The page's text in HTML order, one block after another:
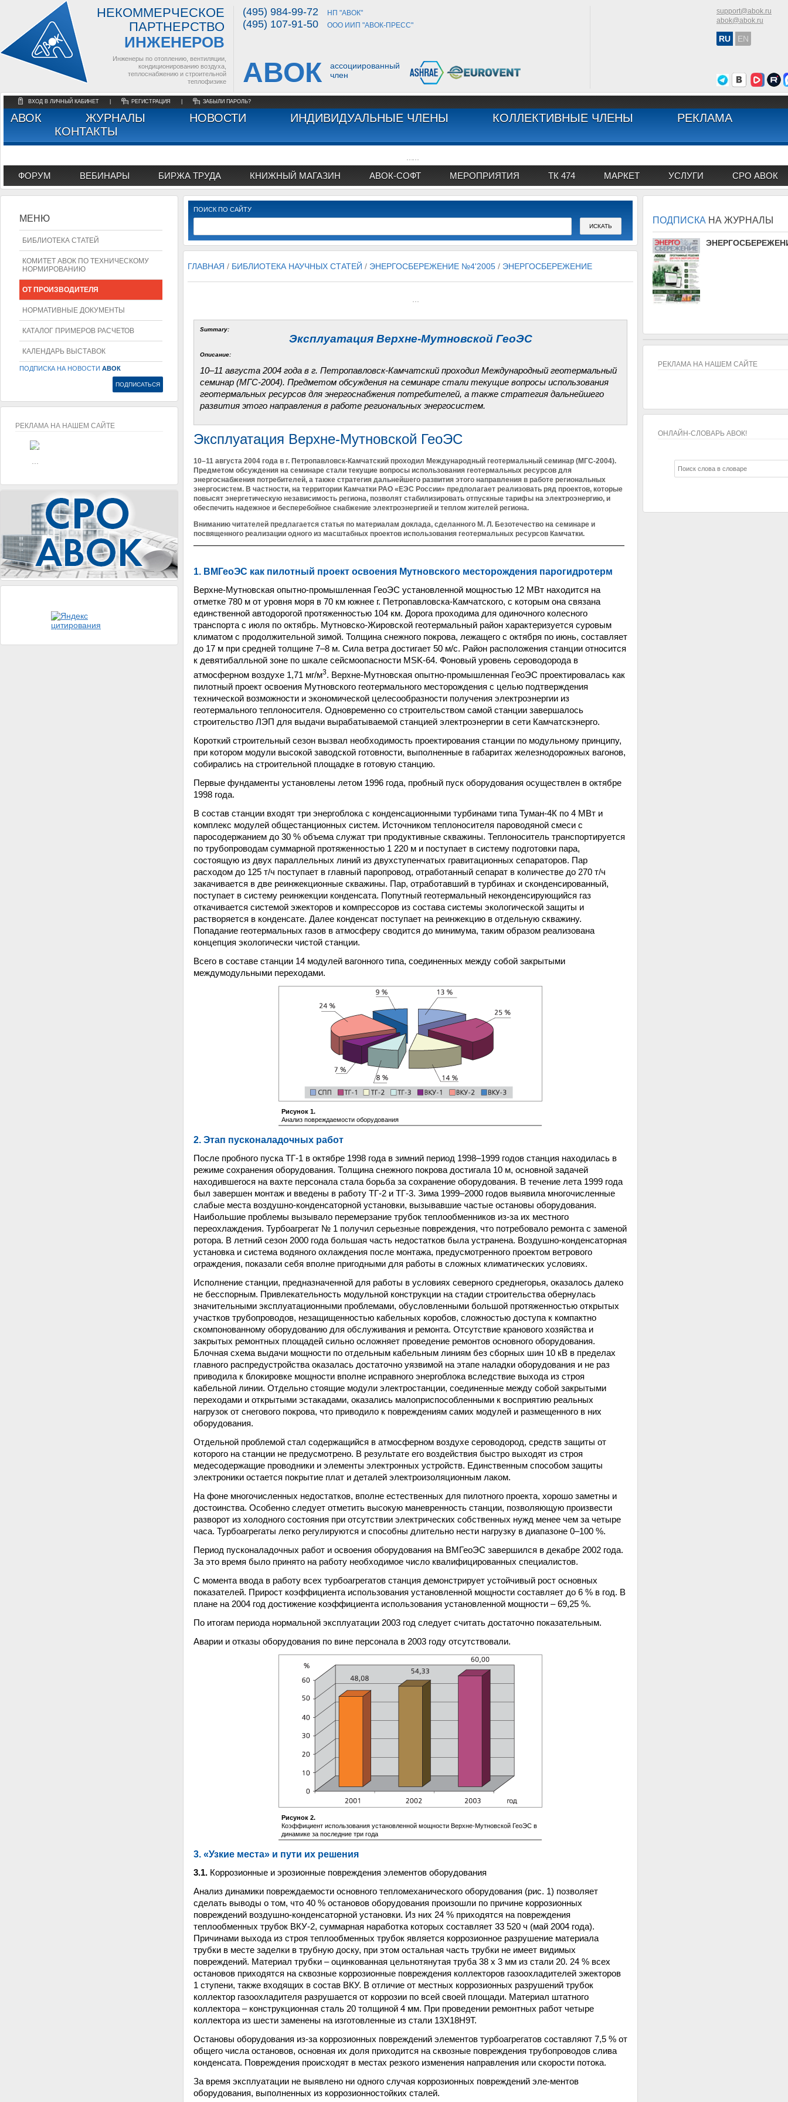
НЕКОММЕРЧЕСКОЕ
ПАРТНЕРСТВО
ИНЖЕНЕРОВ
Инженеры по отоплению, вентиляции,
кондиционированию воздуха,
теплоснабжению и строительной
теплофизике
(495) 984-99-72 НП "АВОК"
(495) 107-91-50 ООО ИИП "АВОК-ПРЕСС"
АВОК
ассоциированный
член
support@abok.ru
abok@abok.ru
RU EN
ВХОД В ЛИЧНЫЙ КАБИНЕТ РЕГИСТРАЦИЯ ЗАБЫЛИ ПАРОЛЬ?
АВОК ЖУРНАЛЫ НОВОСТИ ИНДИВИДУАЛЬНЫЕ ЧЛЕНЫ КОЛЛЕКТИВНЫЕ ЧЛЕНЫ
РЕКЛАМА
КОНТАКТЫ
ФОРУМ ВЕБИНАРЫ БИРЖА ТРУДА КНИЖНЫЙ МАГАЗИН АВОК-СОФТ МЕРОПРИЯТИЯ ТК 474 МАРКЕТ УСЛУГИ СРО АВОК
ПОИСК ПО САЙТУ
ГЛАВНАЯ / БИБЛИОТЕКА НАУЧНЫХ СТАТЕЙ / ЭНЕРГОСБЕРЕЖЕНИЕ №4'2005 / ЭНЕРГОСБЕРЕЖЕНИЕ
Summary:
Эксплуатация Верхне-Мутновской ГеоЭС
Описание:
10–11 августа 2004 года в г. Петропавловск-Камчатский проходил Международный геотермальный
семинар (МГС-2004). Предметом обсуждения на семинаре стали текущие вопросы использования
геотермальных ресурсов для энергоснабжения потребителей, а также стратегия дальнейшего
развития этого направления в работе региональных энергосистем.
Эксплуатация Верхне-Мутновской ГеоЭС
10–11 августа 2004 года в г. Петропавловск-Камчатский проходил Международный геотермальный семинар (МГС-2004).
Предметом обсуждения на семинаре стали текущие вопросы использования геотермальных ресурсов для
энергоснабжения потребителей, а также стратегия дальнейшего развития этого направления в работе региональных
энергосистем. В частности, на территории Камчатки РАО «ЕЭС России» предполагает реализовать ряд проектов, которые
повысят энергетическую независимость региона, позволят стабилизировать отпускные тарифы на электроэнергию, и
обеспечить надежное и бесперебойное снабжение электроэнергией и теплом жителей региона.
Вниманию читателей предлагается статья по материалам доклада, сделанного М. Л. Безотечество на семинаре и
посвященного реализации одного из масштабных проектов использования геотермальных ресурсов Камчатки.
1. ВМГеоЭС как пилотный проект освоения Мутновского месторождения парогидротерм
Верхне-Мутновская опытно-промышленная ГеоЭС установленной мощностью 12 МВт находится на
отметке 780 м от уровня моря в 70 км южнее г. Петропавловска-Камчатского, с которым она связана
единственной автодорогой протяженностью 104 км. Дорога проходима для одиночного колесного
транспорта с июля по октябрь. Мутновско-Жировской геотермальный район характеризуется суровым
климатом с продолжительной зимой. Толщина снежного покрова, лежащего с октября по июнь, составляет
до 17 м при средней толщине 7–8 м. Сила ветра достигает 50 м/с. Район расположения станции относится
к девятибалльной зоне по шкале сейсмоопасности MSK-64. Фоновый уровень сероводорода в
атмосферном воздухе 1,71 мг/м3. Верхне-Мутновская опытно-промышленная ГеоЭС проектировалась как
пилотный проект освоения Мутновского геотермального месторождения с целью подтверждения
технической возможности и экономической целесообразности получения электроэнергии из
геотермального теплоносителя. Одновременно со строительством самой станции завершалось
строительство ЛЭП для выдачи вырабатываемой станцией электроэнергии в сети Камчатскэнерго.
Короткий строительный сезон вызвал необходимость проектирования станции по модульному принципу,
при котором модули высокой заводской готовности, выполненные в габаритах железнодорожных вагонов,
собирались на строительной площадке в готовую станцию.
Первые фундаменты установлены летом 1996 года, пробный пуск оборудования осуществлен в октябре
1998 года.
В состав станции входят три энергоблока с конденсационными турбинами типа Туман-4К по 4 МВт и
комплекс модулей общестанционных систем. Источником теплоносителя пароводяной смеси с
паросодержанием до 30 % объема служат три продуктивные скважины. Теплоноситель транспортируется
по трубопроводам суммарной протяженностью 1 220 м и поступает в систему подготовки пара,
состоящую из двух параллельных линий из двухступенчатых гравитационных сепараторов. Пар
расходом до 125 т/ч поступает в главный паропровод, отработанный сепарат в количестве до 270 т/ч
закачивается в две реинжекционные скважины. Пар, отработавший в турбинах и сконденсированный,
поступает в систему реинжекции конденсата. Попутный геотермальный неконденсирующийся газ
откачивается системой эжекторов и компрессоров из состава системы экологической защиты и
растворяется в конденсате. Далее конденсат поступает на реинжекцию в отдельную скважину.
Попадание геотермальных газов в атмосферу сводится до минимума, таким образом реализована
концепция экологически чистой станции.
Всего в составе станции 14 модулей вагонного типа, соединенных между собой закрытыми
междумодульными переходами.
Рисунок 1.
Анализ повреждаемости оборудования
2. Этап пусконаладочных работ
После пробного пуска ТГ-1 в октябре 1998 года в зимний период 1998–1999 годов станция находилась в
режиме сохранения оборудования. Толщина снежного покрова достигала 10 м, основной задачей
находившегося на вахте персонала стала борьба за сохранение оборудования. В течение лета 1999 года
был завершен монтаж и введены в работу ТГ-2 и ТГ-3. Зима 1999–2000 годов выявила многочисленные
слабые места воздушно-конденсаторной установки, вызывавшие частые остановы оборудования.
Наибольшие проблемы вызывало перемерзание трубок теплообменников из-за их местного
переохлаждения. Турбоагрегат № 1 получил серьезные повреждения, что потребовало ремонта с заменой
ротора. В летний сезон 2000 года большая часть недостатков была устранена. Воздушно-конденсаторная
установка и система водяного охлаждения после монтажа, предусмотренного проектом ветрового
ограждения, показали себя вполне пригодными для работы в сложных климатических условиях.
Исполнение станции, предназначенной для работы в условиях северного среднегорья, оказалось далеко
не бесспорным. Привлекательность модульной конструкции на стадии строительства обернулась
значительными эксплуатационными проблемами, обусловленными большой протяженностью открытых
участков трубопроводов, незащищенностью кабельных коробов, сложностью доступа к компактно
скомпонованному оборудованию для обслуживания и ремонта. Отсутствие кранового хозяйства и
закрытых ремонтных площадей сильно осложняет проведение ремонтов основного оборудования.
Блочная схема выдачи мощности по отдельным кабельным линиям без сборных шин 10 кВ в пределах
главного распредустройства оказалась достаточно уязвимой на этапе наладки оборудования и не раз
приводила к блокировке мощности вполне исправного энергоблока вследствие выхода из строя
кабельной линии. Отдельно стоящие модули электростанции, соединенные между собой закрытыми
переходами и открытыми эстакадами, оказались малоприспособленными к восприятию реальных
нагрузок от снегового покрова, что приводило к повреждениям самих модулей и размещенного в них
оборудования.
Отдельной проблемой стал содержащийся в атмосферном воздухе сероводород, средств защиты от
которого на станции не предусмотрено. В результате его воздействия быстро выходят из строя
медесодержащие проводники и элементы электронных устройств. Единственным способом защиты
электроники остается покрытие плат и деталей электроизоляционным лаком.
На фоне многочисленных недостатков, вполне естественных для пилотного проекта, хорошо заметны и
достоинства. Особенно следует отметить высокую маневренность станции, позволяющую произвести
разворот из холодного состояния при отсутствии электрических собственных нужд менее чем за четыре
часа. Турбоагрегаты легко регулируются и способны длительно нести нагрузку в диапазоне 0–100 %.
Период пусконаладочных работ и освоения оборудования на ВМГеоЭС завершился в декабре 2002 года.
За это время было принято на работу необходимое число квалифицированных специалистов.
С момента ввода в работу всех турбоагрегатов станция демонстрирует устойчивый рост основных
показателей. Прирост коэффициента использования установленной мощности составляет до 6 % в год. В
плане на 2004 год достижение коэффициента использования установленной мощности – 69,25 %.
По итогам периода нормальной эксплуатации 2003 год следует считать достаточно показательным.
Аварии и отказы оборудования по вине персонала в 2003 году отсутствовали.
Рисунок 2.
Коэффициент использования установленной мощности Верхне-Мутновской ГеоЭС в
динамике за последние три года
3. «Узкие места» и пути их решения
3.1. Коррозионные и эрозионные повреждения элементов оборудования
Анализ динамики повреждаемости основного тепломеханического оборудования (рис. 1) позволяет
сделать выводы о том, что 40 % остановов оборудования произошли по причине коррозионных
повреждений воздушно-конденсаторной установки. Из них 24 % приходятся на повреждения
теплообменных трубок ВКУ-2, суммарная наработка которых составляет 33 520 ч (май 2004 года).
Причинами выхода из строя теплообменных трубок является коррозионное разрушение материала
трубки в месте заделки в трубную доску, при этом остальная часть трубки не имеет видимых
повреждений. Материал трубки – оцинкованная цельнотянутая труба 38 х 3 мм из стали 20. 24 % всех
остановов приходятся на сквозные коррозионные повреждения коллекторов газоохладителей эжекторов
1 ступени, также входящих в состав ВКУ. В отличие от местных коррозионных разрушений трубок
коллектор газоохладителя разрушается от коррозии по всей своей площади. Материал штатного
коллектора – конструкционная сталь 20 толщиной 4 мм. При проведении ремонтных работ четыре
коллектора из шести заменены на изготовленные из стали 13Х18Н9Т.
Остановы оборудования из-за коррозионных повреждений элементов турбоагрегатов составляют 7,5 % от
общего числа остановов, основная их доля приходится на сквозные повреждения трубопроводов слива
конденсата. Повреждения происходят в местах резкого изменения направления или скорости потока.
За время эксплуатации не выявлено ни одного случая коррозионных повреждений эле-ментов
оборудования, выполненных из коррозионностойких сталей.
МЕНЮ
БИБЛИОТЕКА СТАТЕЙ
КОМИТЕТ АВОК ПО ТЕХНИЧЕСКОМУ
НОРМИРОВАНИЮ
ОТ ПРОИЗВОДИТЕЛЯ
НОРМАТИВНЫЕ ДОКУМЕНТЫ
КАТАЛОГ ПРИМЕРОВ РАСЧЕТОВ
КАЛЕНДАРЬ ВЫСТАВОК
ПОДПИСКА НА НОВОСТИ АВОК
РЕКЛАМА НА НАШЕМ САЙТЕ
...
ПОДПИСКА НА ЖУРНАЛЫ
АВОК
РЕКЛАМА НА НАШЕМ САЙТЕ
ОНЛАЙН-СЛОВАРЬ АВОК!